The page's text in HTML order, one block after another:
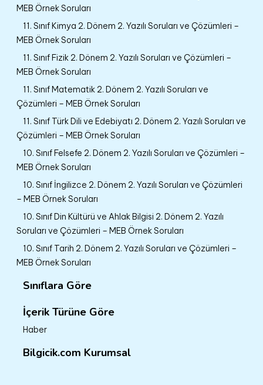
MEB Örnek Soruları
11. Sınıf Kimya 2. Dönem 2. Yazılı Soruları ve Çözümleri –
MEB Örnek Soruları
11. Sınıf Fizik 2. Dönem 2. Yazılı Soruları ve Çözümleri –
MEB Örnek Soruları
11. Sınıf Matematik 2. Dönem 2. Yazılı Soruları ve
Çözümleri – MEB Örnek Soruları
11. Sınıf Türk Dili ve Edebiyatı 2. Dönem 2. Yazılı Soruları ve
Çözümleri – MEB Örnek Soruları
10. Sınıf Felsefe 2. Dönem 2. Yazılı Soruları ve Çözümleri –
MEB Örnek Soruları
10. Sınıf İngilizce 2. Dönem 2. Yazılı Soruları ve Çözümleri
– MEB Örnek Soruları
10. Sınıf Din Kültürü ve Ahlak Bilgisi 2. Dönem 2. Yazılı
Soruları ve Çözümleri – MEB Örnek Soruları
10. Sınıf Tarih 2. Dönem 2. Yazılı Soruları ve Çözümleri –
MEB Örnek Soruları
Sınıflara Göre
İçerik Türüne Göre
Haber
Bilgicik.com Kurumsal